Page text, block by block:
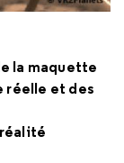
la maquette
réelle et des
réalité